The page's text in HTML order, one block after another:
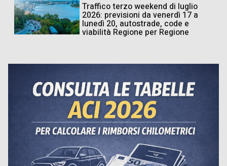
Traffico terzo weekend di luglio
2026: previsioni da venerdì 17 a
lunedì 20, autostrade, code e
viabilità Regione per Regione